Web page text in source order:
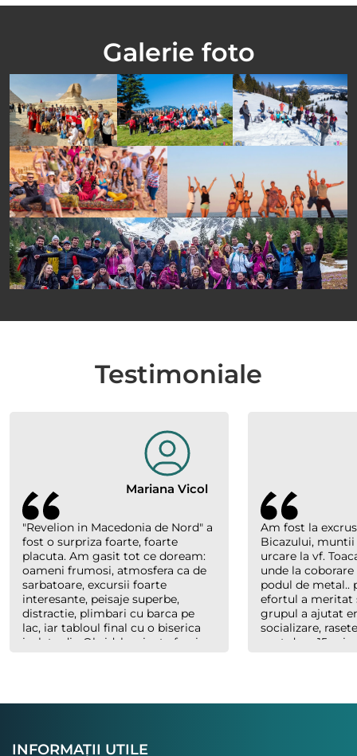
Galerie foto
Testimoniale
Mariana Vicol
"Revelion in Macedonia de Nord" a
fost o surpriza foarte, foarte
placuta. Am gasit tot ce doream:
oameni frumosi, atmosfera ca de
sarbatoare, excursii foarte
interesante, peisaje superbe,
distractie, plimbari cu barca pe
lac, iar tabloul final cu o biserica
izolata din Ohrid, luminata feeric,
excursiile pe care o voi repeta!
Am fost la
Bicazului, muntii
urcare la vf.
unde la
podul de metal..
efortul a meritat
grupul a ajutat
socializare,
sunt doar 15
INFORMAȚII UTILE